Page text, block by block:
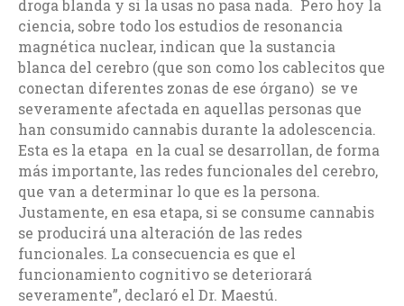
droga blanda y si la usas no pasa nada. Pero hoy la
ciencia, sobre todo los estudios de resonancia
magnética nuclear, indican que la sustancia
blanca del cerebro (que son como los cablecitos que
conectan diferentes zonas de ese órgano) se ve
severamente afectada en aquellas personas que
han consumido cannabis durante la adolescencia.
Esta es la etapa en la cual se desarrollan, de forma
más importante, las redes funcionales del cerebro,
que van a determinar lo que es la persona.
Justamente, en esa etapa, si se consume cannabis
se producirá una alteración de las redes
funcionales. La consecuencia es que el
funcionamiento cognitivo se deteriorará
severamente”, declaró el Dr. Maestú.